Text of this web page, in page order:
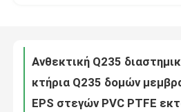
Μας ελάτε σε επαφή με